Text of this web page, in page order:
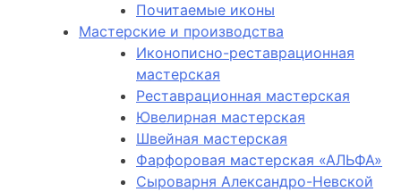
Почитаемые иконы
Мастерские и производства
Иконописно-реставрационная
мастерская
Реставрационная мастерская
Ювелирная мастерская
Швейная мастерская
Фарфоровая мастерская «АЛЬФА»
Сыроварня Александро-Невской